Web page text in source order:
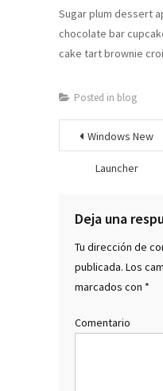
Sugar plum dessert
chocolate bar
cake tart brownie
Posted in blog
Windows New
Launcher
Deja una
Tu dirección de
publicada. Los
marcados con *
Comentario